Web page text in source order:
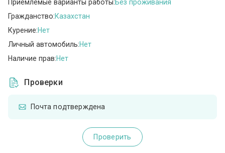
Приемлемые варианты работы:Без проживания
Гражданство:Казахстан
Курение:Нет
Личный автомобиль:Нет
Наличие прав:Нет
Проверки
Почта подтверждена
Проверить